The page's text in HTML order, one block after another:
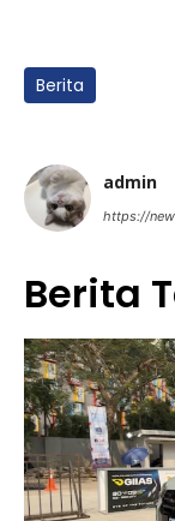
Berita
admin
https://
Berita